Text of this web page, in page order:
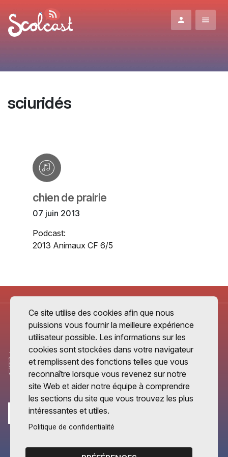
sciuridés
chien de prairie
07 juin 2013
Podcast:
2013 Animaux CF 6/5
Ce site utilise des cookies afin que nous
puissions vous fournir la meilleure expérience
utilisateur possible. Les informations sur les
cookies sont stockées dans votre navigateur
et remplissent des fonctions telles que vous
reconnaître lorsque vous revenez sur notre
site Web et aider notre équipe à comprendre
les sections du site que vous trouvez les plus
intéressantes et utiles.
Politique de confidentialité